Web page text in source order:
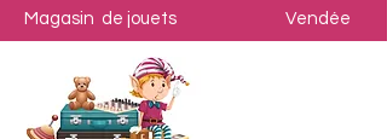
Magasin de jouets Vendée